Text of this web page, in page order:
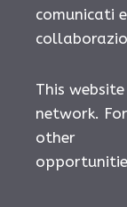
comunicati e
This
network.
other